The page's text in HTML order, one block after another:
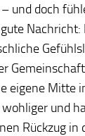
und doch
eigene Mitte
und
Rückzug